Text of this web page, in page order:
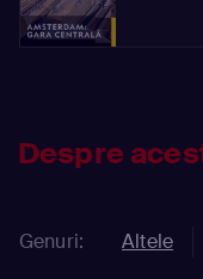
Despre
Genuri: Altele